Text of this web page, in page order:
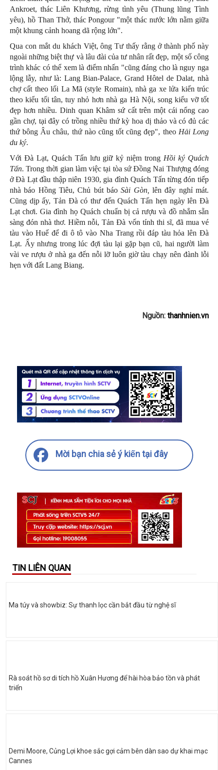
Ankroet, thác Liên Khương, rừng tình yêu (Thung lũng Tình
yêu), hồ Than Thở, thác Pongour "một thác nước lớn nằm giữa
một khung cảnh hoang dã rộng lớn".
Qua con mắt du khách Việt, ông Tư thấy rằng ở thành phố này
ngoài những biệt thự và lâu đài của tư nhân rất đẹp, một số công
trình khác có thể xem là điểm nhấn "cũng đáng cho là nguy nga
lộng lẫy, như là: Lang Bian-Palace, Grand Hôtel de Dalat, nhà
chợ cất theo lối La Mã (style Romain), nhà ga xe lửa kiến trúc
theo kiểu tối tân, tuy nhỏ hơn nhà ga Hà Nội, song kiểu vỡ tốt
đẹp hơn nhiều. Dinh quan Khâm sứ cất trên một cái nổng cao
gần chợ, tại đây có trồng nhiều thứ kỳ hoa dị thảo và có đủ các
thứ bông Âu châu, thứ nào cũng tốt cũng đẹp", theo Hải Long
du ký.
Với Đà Lạt, Quách Tấn lưu giữ kỷ niệm trong Hồi ký Quách
Tấn. Trong thời gian làm việc tại tòa sứ Đồng Nai Thượng đóng
ở Đà Lạt đầu thập niên 1930, gia đình Quách Tấn từng đón tiếp
nhà báo Hồng Tiêu, Chủ bút báoSài Gòn, lên đây nghỉ mát.
Cũng dịp ấy, Tản Đà có thư đến Quách Tấn hẹn ngày lên Đà
Lạt chơi. Gia đình họ Quách chuẩn bị cả rượu và đồ nhắm sẵn
sàng đón nhà thơ. Hiềm nỗi, Tản Đà vốn tính thi sĩ, đã mua vé
tàu vào Huế để đi ô tô vào Nha Trang rồi đáp tàu hỏa lên Đà
Lạt. Ấy nhưng trong lúc đợi tàu lại gặp bạn cũ, hai người làm
vài ve rượu ở nhà ga đến nỗi lỡ luôn giờ tàu chạy nên đành lỗi
hẹn với đất Lang Biang.
Nguồn: thanhnien.vn
Mời bạn chia sẻ ý kiến tại đây
TIN LIÊN QUAN
Ma túy và showbiz: Sự thanh lọc cần bắt đầu từ nghệ sĩ
Rà soát hồ sơ di tích hồ Xuân Hương để hài hòa bảo tồn và phát
triển
Demi Moore, Củng Lợi khoe sắc gợi cảm bên dàn sao dự khai mạc
Cannes